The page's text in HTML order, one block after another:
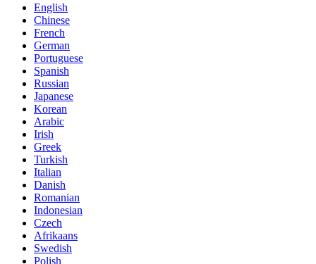
English
Chinese
French
German
Portuguese
Spanish
Russian
Japanese
Korean
Arabic
Irish
Greek
Turkish
Italian
Danish
Romanian
Indonesian
Czech
Afrikaans
Swedish
Polish